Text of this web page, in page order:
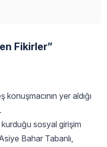
Fikirler”
konuşmacının yer aldığı
kurduğu sosyal girişim
Bahar Tabanlı,